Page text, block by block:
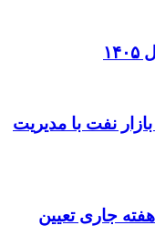
نفت با مدیریت
جاری تعیین